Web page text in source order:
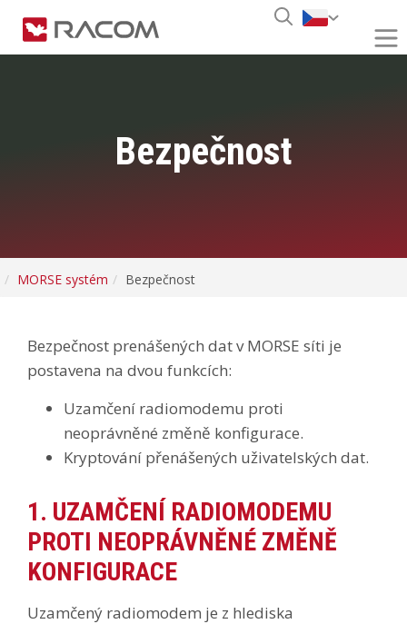
Bezpečnost
MORSE systém Bezpečnost
Bezpečnost prenášených dat v MORSE síti je
postavena na dvou funkcích:
Uzamčení radiomodemu proti
neoprávněné změně konfigurace.
Kryptování přenášených uživatelských dat.
1. UZAMČENÍ RADIOMODEMU
PROTI NEOPRÁVNĚNÉ ZMĚNĚ
KONFIGURACE
Uzamčený radiomodem je z hlediska